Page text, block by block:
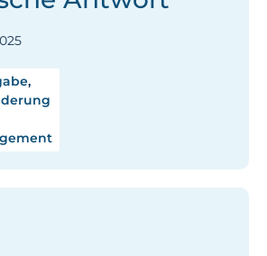
,